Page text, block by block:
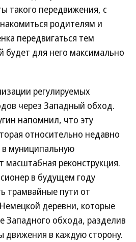
такого передвижения, с
родителям и
передвигаться тем
для него максимально
регулируемых
через Западный обход.
напомнил, что эту
относительно недавно
в муниципальную
масштабная реконструкция.
в будущем году
трамвайные пути от
деревни, которые
Западного обхода, разделив
движения в каждую сторону.